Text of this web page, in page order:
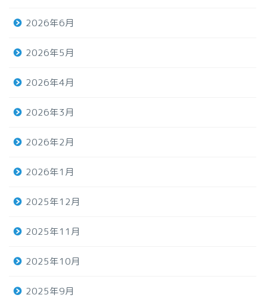
2026年6月
2026年5月
2026年4月
2026年3月
2026年2月
2026年1月
2025年12月
2025年11月
2025年10月
2025年9月